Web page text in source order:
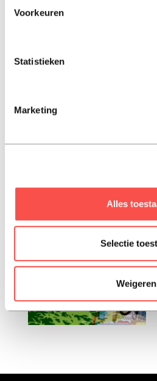
Voorkeuren
Statistieken
Marketing
Alles
Selectie
Weigeren
in winkelmand
Paperback, 2025, Nederlands
liefhebbers van